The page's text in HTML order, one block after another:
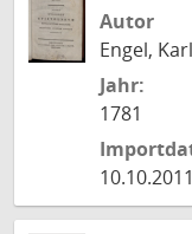
Autor
Engel,
Jahr:
1781
10.10.2011